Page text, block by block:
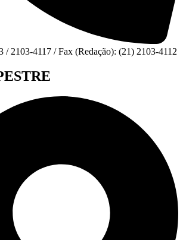
/ 2103-4117 / Fax (Redação): (21) 2103-4112